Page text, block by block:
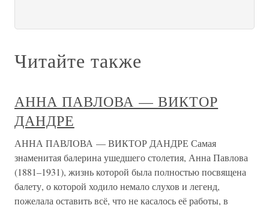
Читайте также
АННА ПАВЛОВА — ВИКТОР
ДАНДРЕ
АННА ПАВЛОВА — ВИКТОР ДАНДРЕ Самая
знаменитая балерина ушедшего столетия, Анна Павлова
(1881–1931), жизнь которой была полностью посвящена
балету, о которой ходило немало слухов и легенд,
пожелала оставить всё, что не касалось её работы, в